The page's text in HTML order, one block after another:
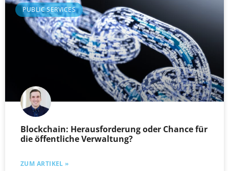
PUBLIC SERVICES
Blockchain: Herausforderung oder Chance für
die öffentliche Verwaltung?
ZUM ARTIKEL »